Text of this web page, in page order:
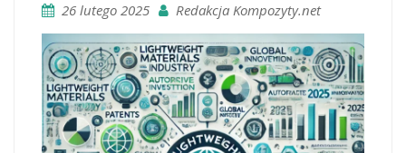
26 lutego 2025 Redakcja Kompozyty.net